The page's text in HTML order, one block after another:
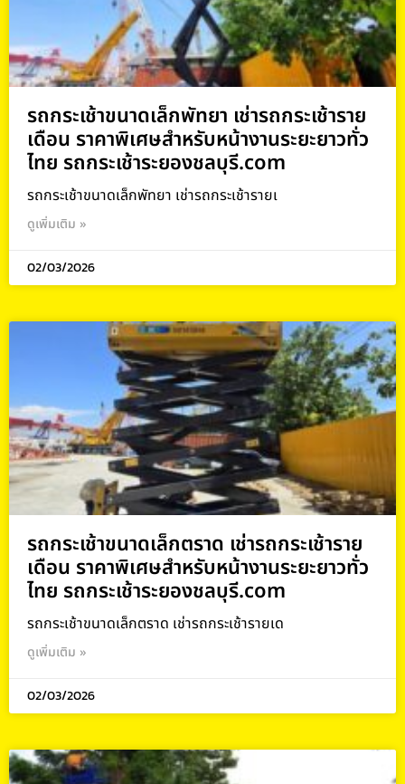
รถกระเช้าขนาดเล็กพัทยา เช่ารถกระเช้าราย
เดือน ราคาพิเศษสำหรับหน้างานระยะยาวทั่ว
ไทย รถกระเช้าระยองชลบุรี.com
รถกระเช้าขนาดเล็กพัทยา เช่ารถกระเช้ารายเ
ดูเพิ่มเติม »
02/03/2026
รถกระเช้าขนาดเล็กตราด เช่ารถกระเช้าราย
เดือน ราคาพิเศษสำหรับหน้างานระยะยาวทั่ว
ไทย รถกระเช้าระยองชลบุรี.com
รถกระเช้าขนาดเล็กตราด เช่ารถกระเช้ารายเด
ดูเพิ่มเติม »
02/03/2026